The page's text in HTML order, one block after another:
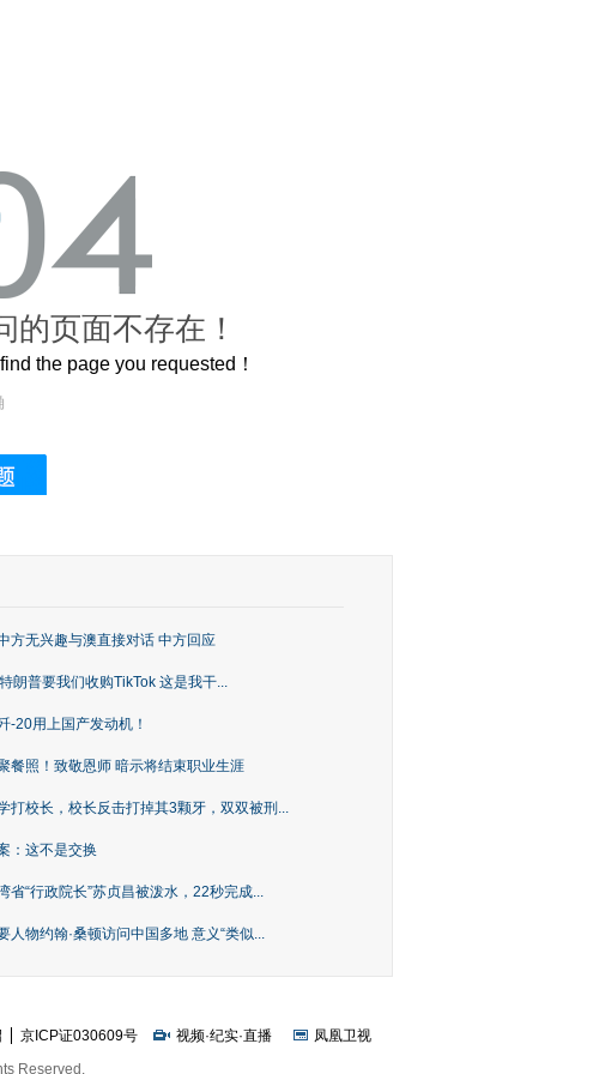
的页面不存在！
the page you requested！
方无兴趣与澳直接对话 中方回应
朗普要我们收购TikTok 这是我干...
-20用上国产发动机！
餐照！致敬恩师 暗示将结束职业生涯
打校长，校长反击打掉其3颗牙，双双被刑...
：这不是交换
省“行政院长”苏贞昌被泼水，22秒完成...
人物约翰·桑顿访问中国多地 意义“类似...
京ICP证030609号 视频·纪实·直播
凤凰卫视
Reserved.